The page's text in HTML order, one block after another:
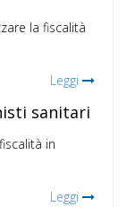
la fiscalità
Leggi
sanitari
in
Leggi